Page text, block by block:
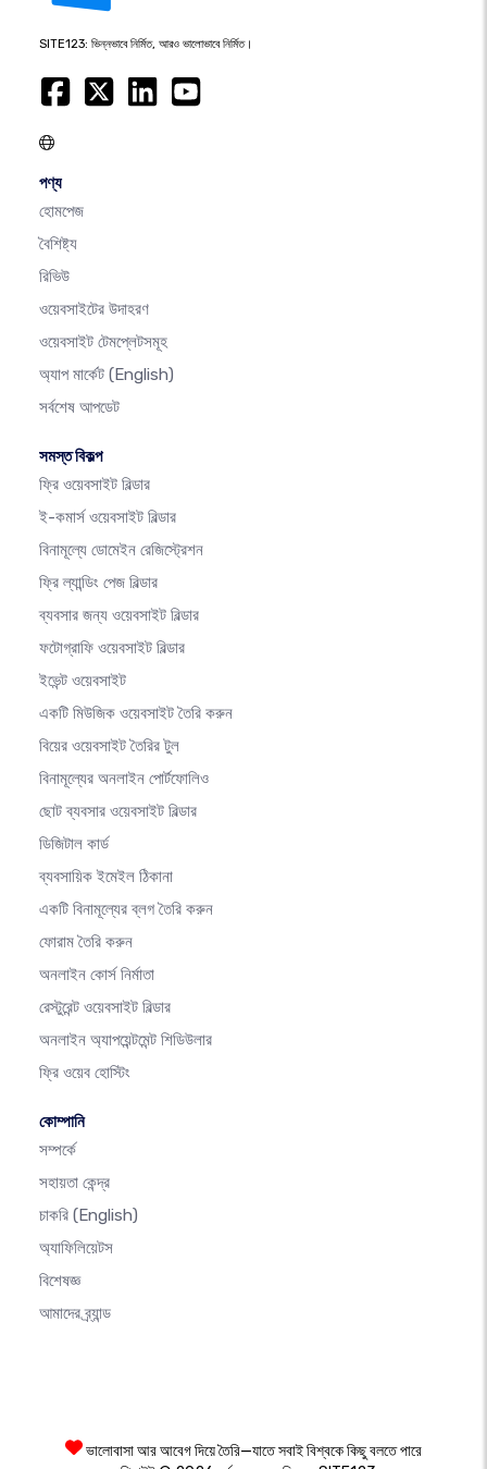
SITE123: ভিন্নভাবে নির্মিত, আরও ভালোভাবে নির্মিত।
পণ্য
হোমপেজ
বৈশিষ্ট্য
রিভিউ
ওয়েবসাইটের উদাহরণ
ওয়েবসাইট টেমপ্লেটসমূহ
অ্যাপ মার্কেট (English)
সর্বশেষ আপডেট
সমস্ত বিকল্প
ফ্রি ওয়েবসাইট বিল্ডার
ই-কমার্স ওয়েবসাইট বিল্ডার
বিনামূল্যে ডোমেইন রেজিস্ট্রেশন
ফ্রি ল্যান্ডিং পেজ বিল্ডার
ব্যবসার জন্য ওয়েবসাইট বিল্ডার
ফটোগ্রাফি ওয়েবসাইট বিল্ডার
ইভেন্ট ওয়েবসাইট
একটি মিউজিক ওয়েবসাইট তৈরি করুন
বিয়ের ওয়েবসাইট তৈরির টুল
বিনামূল্যের অনলাইন পোর্টফোলিও
ছোট ব্যবসার ওয়েবসাইট বিল্ডার
ডিজিটাল কার্ড
ব্যবসায়িক ইমেইল ঠিকানা
একটি বিনামূল্যের ব্লগ তৈরি করুন
ফোরাম তৈরি করুন
অনলাইন কোর্স নির্মাতা
রেস্টুরেন্ট ওয়েবসাইট বিল্ডার
অনলাইন অ্যাপয়েন্টমেন্ট শিডিউলার
ফ্রি ওয়েব হোস্টিং
কোম্পানি
সম্পর্কে
সহায়তা কেন্দ্র
চাকরি (English)
অ্যাফিলিয়েটস
বিশেষজ্ঞ
আমাদের ব্র্যান্ড
ভালোবাসা আর আবেগ দিয়ে তৈরি—যাতে সবাই বিশ্বকে কিছু বলতে পারে